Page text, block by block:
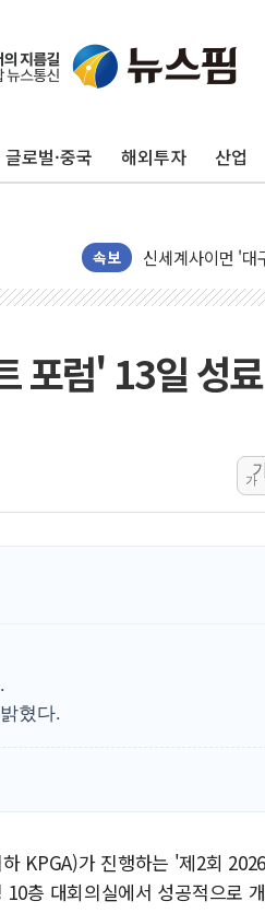
글로벌·중국 해외투자 산업
속보
42.5도 역대급
경찰, 9월부터 '
포스코홀딩스, 포
40.2도 찍은 서울
"文정부 악몽 재
李대통령, 호우 피
'변기 수리' 집주
프롬바이오, 10
NH농협생명, 농
랩지노믹스 "디
보로노이, 폐암
푸본현대생명, 육
교보생명, '교보K-
포럼' 13일 성료
가
혔다.
KPGA)가 진행하는 '제2회 2026
층 대회의실에서 성공적으로